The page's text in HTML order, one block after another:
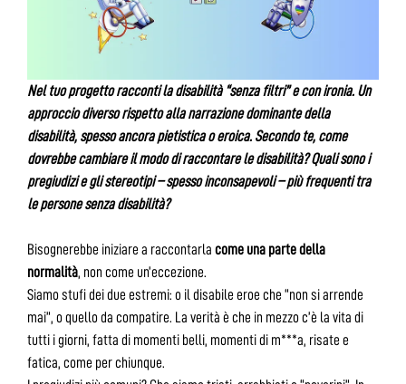
Nel tuo progetto racconti la disabilità “senza filtri” e con ironia. Un
approccio diverso rispetto alla narrazione dominante della
disabilità, spesso ancora pietistica o eroica. Secondo te, come
dovrebbe cambiare il modo di raccontare le disabilità? Quali sono i
pregiudizi e gli stereotipi – spesso inconsapevoli – più frequenti tra
le persone senza disabilità?
Bisognerebbe iniziare a raccontarla come una parte della
normalità, non come un’eccezione.
Siamo stufi dei due estremi: o il disabile eroe che “non si arrende
mai”, o quello da compatire. La verità è che in mezzo c’è la vita di
tutti i giorni, fatta di momenti belli, momenti di m***a, risate e
fatica, come per chiunque.